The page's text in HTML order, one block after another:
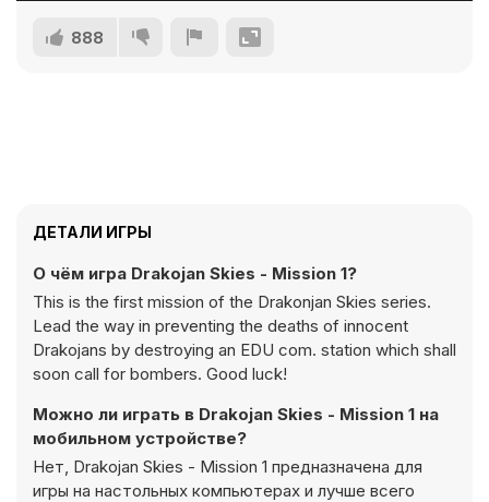
888
ДЕТАЛИ ИГРЫ
О чём игра Drakojan Skies - Mission 1?
This is the first mission of the Drakonjan Skies series.
Lead the way in preventing the deaths of innocent
Drakojans by destroying an EDU com. station which shall
soon call for bombers. Good luck!
Можно ли играть в Drakojan Skies - Mission 1 на
мобильном устройстве?
Нет, Drakojan Skies - Mission 1 предназначена для
игры на настольных компьютерах и лучше всего